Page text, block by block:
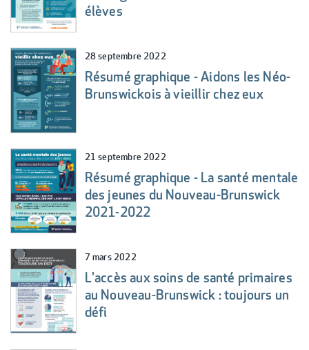
élèves
28 septembre 2022
Résumé graphique - Aidons les Néo-
Brunswickois à vieillir chez eux
21 septembre 2022
Résumé graphique - La santé mentale
des jeunes du Nouveau-Brunswick
2021-2022
7 mars 2022
L'accès aux soins de santé primaires
au Nouveau-Brunswick : toujours un
défi